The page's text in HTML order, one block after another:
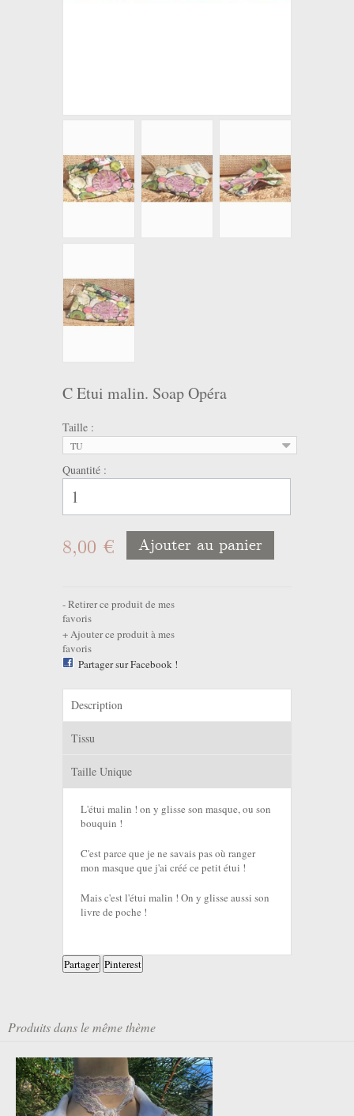
C Etui malin. Soap Opéra
Taille :
TU
Quantité :
8,00 € Ajouter au panier
Retirer ce produit de mes
favoris
Ajouter ce produit à mes
favoris
Partager sur Facebook !
Description
Tissu
Taille Unique
L'étui malin ! on y glisse son masque, ou son
bouquin !
C'est parce que je ne savais pas où ranger
mon masque que j'ai créé ce petit étui !
Mais c'est l'étui malin ! On y glisse aussi son
livre de poche !
Partager Pinterest
Produits dans le même thème